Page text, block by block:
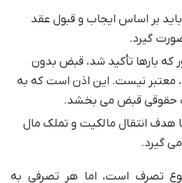
بر اساس ایجاب و قبول عقد
گیرد.
که بارها تأکید شد، قبض بدون
معتبر نیست. این اذن است که به
حقوقی قبض می بخشد.
هدف انتقال مالکیت و تملک مال
گیرد.
تصرف است، اما هر تصرفی به